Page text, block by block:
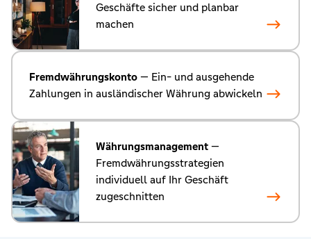
Geschäfte sicher und planbar
machen
Fremdwährungskonto — Ein- und ausgehende
Zahlungen in ausländischer Währung abwickeln
Währungsmanagement —
Fremdwährungsstrategien
individuell auf Ihr Geschäft
zugeschnitten